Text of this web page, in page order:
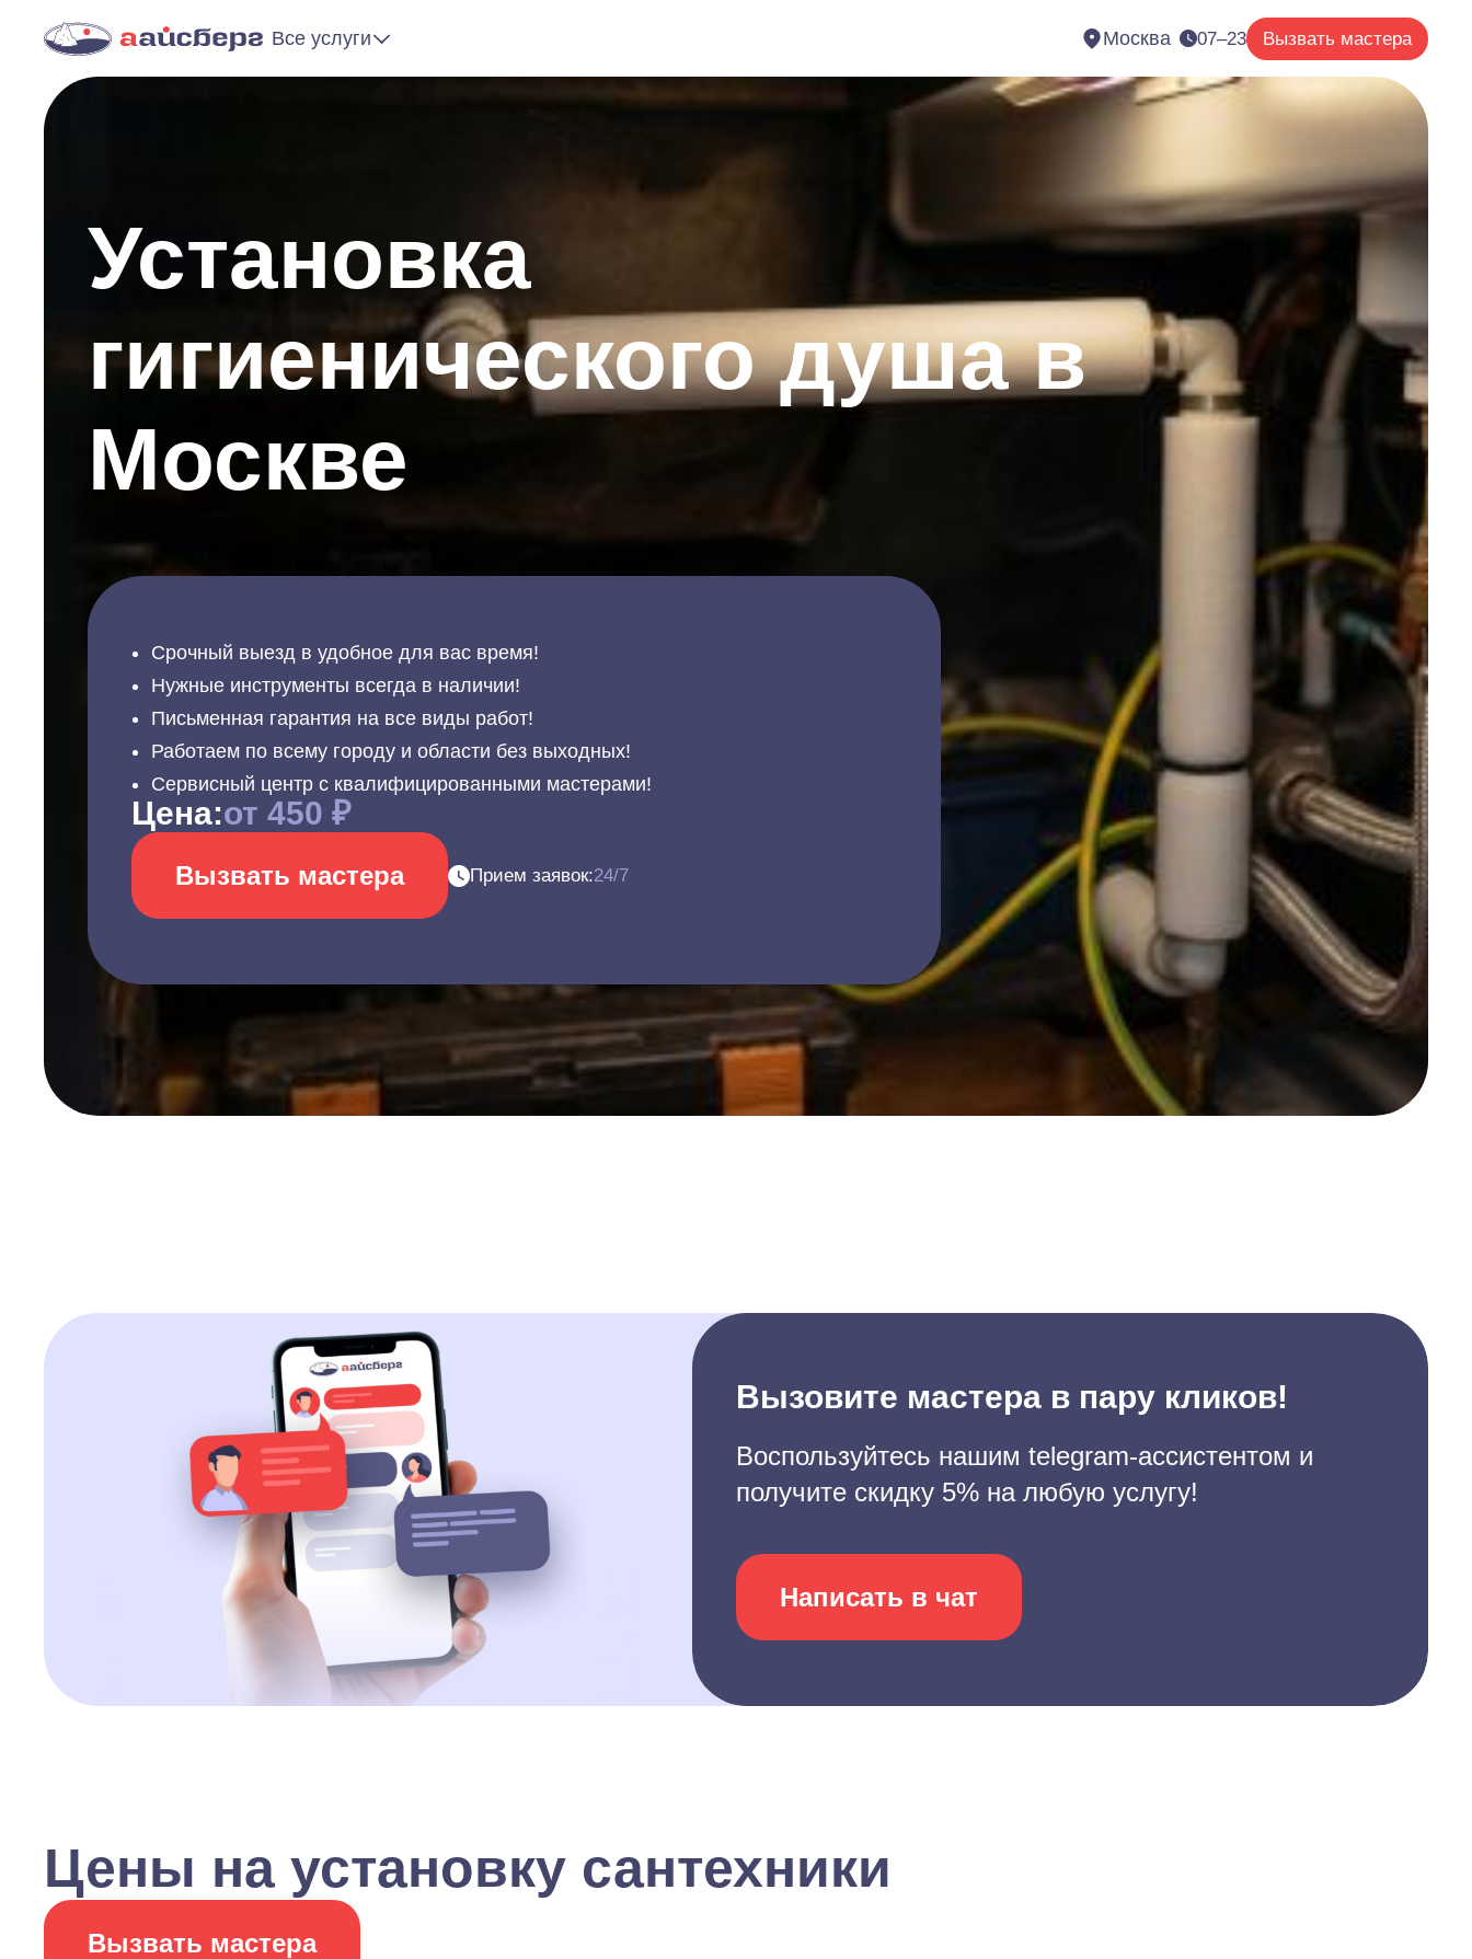
Все услуги Москва 07–23 Вызвать мастера
Установка
гигиенического душа в
Москве
Срочный выезд в удобное для вас время!
Нужные инструменты всегда в наличии!
Письменная гарантия на все виды работ!
Работаем по всему городу и области без выходных!
Сервисный центр с квалифицированными мастерами!
Цена:от 450 ₽
Вызвать мастера Прием заявок:24/7
Вызовите мастера в пару кликов!
Воспользуйтесь нашим telegram-ассистентом и
получите скидку 5% на любую услугу!
Написать в чат
Цены на установку сантехники
Вызвать мастера